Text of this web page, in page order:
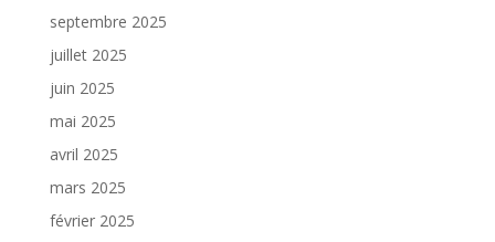
septembre 2025
juillet 2025
juin 2025
mai 2025
avril 2025
mars 2025
février 2025